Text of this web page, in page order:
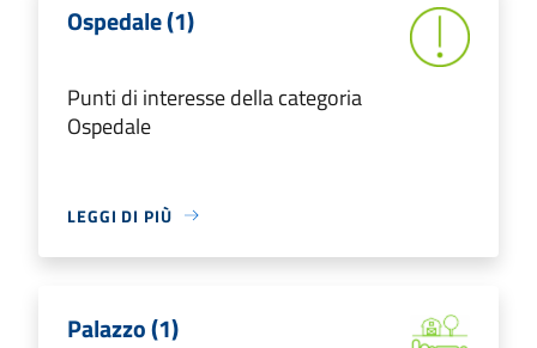
Ospedale (1)
Punti di interesse della categoria
Ospedale
LEGGI DI PIÙ
Palazzo (1)